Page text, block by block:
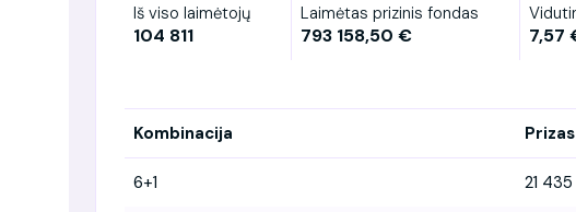
Iš viso laimėtojų
104 811
Laimėtas prizinis fondas
793 158,50 € 7,57
Kombinacija Prizas
6+1 21